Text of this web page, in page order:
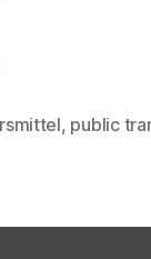
, public